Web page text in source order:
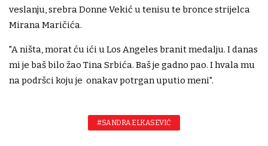
veslanju, srebra Donne Vekić u tenisu te bronce strijelca
Mirana Maričića.
"A ništa, morat ću ići u Los Angeles branit medalju. I danas
mi je baš bilo žao Tina Srbića. Baš je gadno pao. I hvala mu
na podršci koju je onakav potrgan uputio meni".
#SANDRA ELKASEVIĆ